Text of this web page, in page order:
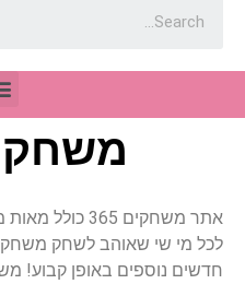
משחקים
אתר משחקים
לכל מי שי שאוהב לשחק
חדשים נוספים באופן קבוע!